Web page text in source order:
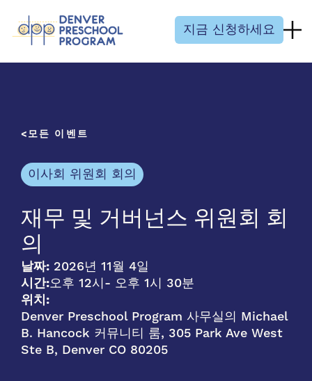
지금 신청하세요
모든 이벤트
이사회 위원회 회의
재무 및 거버넌스 위원회 회
의
날짜: 2026년 11월 4일
시간:오후 12시- 오후 1시 30분
위치:
Denver Preschool Program 사무실의 Michael
B. Hancock 커뮤니티 룸, 305 Park Ave West
Ste B, Denver CO 80205